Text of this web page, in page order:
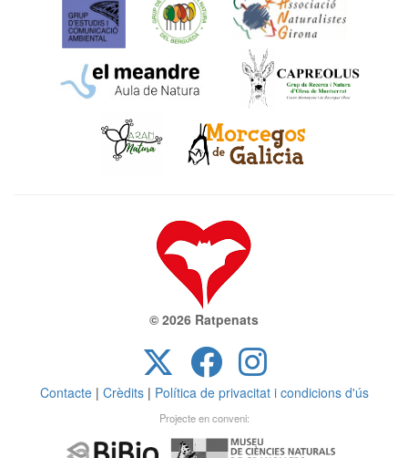
© 2026 Ratpenats
Contacte| Crèdits| Política de privacitat i condicions d'ús
Projecte en conveni: